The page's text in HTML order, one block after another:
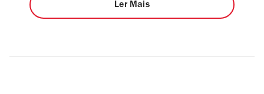
Ler Mais